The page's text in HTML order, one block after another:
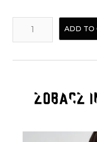
ADD TO
ZOBACZ